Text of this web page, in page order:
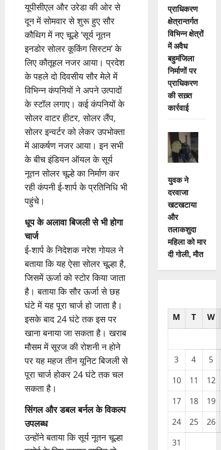
यूपीसीएल और उरेडा की ओर से
दून में सोमवार से शुरू हुए सौर
कौथिग में नए चूल्हे ‘सूर्य नूतन
इनडोर सोलर कूकिंग सिस्टम’ के
लिए कौतूहल नजर आया। प्रदेश
के पहले दो दिवसीय सौर मेले में
विभिन्न कंपनियों ने अपने उत्पादों
के स्टॉल लगाए। कई कंपनियों के
सोलर वाटर हीटर, सोलर लैंप,
सोलर इन्वर्टर को लेकर उपभोक्ता
में आकर्षण नजर आया। इन सभी
के बीच इंडियन ऑयल के सूर्य
नूतन सोलर चूल्हे का निर्माण कर
रही कंपनी ई-शार्प के प्रतिनिधि भी
पहुंचे।
धूप के अलावा बिजली से भी होगा
चार्ज
ई-शार्प के निदेशक नरेश गोयल ने
बताया कि यह ऐसा सोलर चूल्हा है,
जिसमें ऊर्जा को स्टोर किया जाता
है। बताया कि सौर ऊर्जा से छह
घंटे में यह पूरा चार्ज हो जाता है।
इसके बाद 24 घंटे तक इस पर
खाना बनाया जा सकता है। खराब
मौसम में सूरज की रोशनी न होने
पर यह महज तीन यूनिट बिजली से
पूरा चार्ज होकर 24 घंटे तक चल
सकता है।
सिंगल और डबल बर्नल के विकल्प
उपलब्ध
उन्होंने बताया कि सूर्य नूतन चूल्हा
प्राधिकरण
क्षेत्रान्तर्गत
विभिन्न क्षेत्रों
में अवैध
बहुमंजिला
निर्माणों पर
प्राधिकरण
की सख़्त
कार्रवाई
युवक ने
दरवाजा
खटखटाया
और
तलाकशुदा
महिला को मार
दी गोली, माैत
M T W
3 4
5
10
11
12
17
18
19
24
25
26
31